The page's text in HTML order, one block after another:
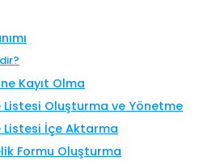
Kayıt Olma
Oluşturma ve Yönetme
İçe Aktarma
Formu Oluşturma